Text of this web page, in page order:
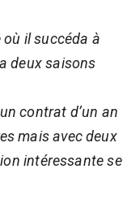
où il succéda à
deux saisons
contrat d’un an
mais avec deux
intéressante se